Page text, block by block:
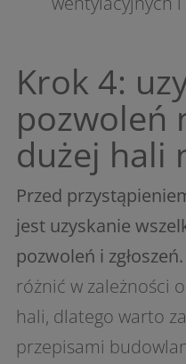
Krok 4:
pozwoleń
dużej hali
Przed
jest uzyskanie
pozwoleń i zgłoszeń.
różnić w zależności
hali, dlatego warto
przepisami